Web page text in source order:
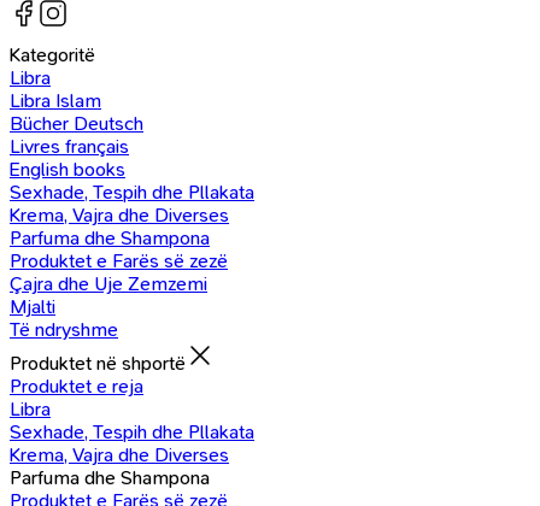
Kategoritë
Libra
Libra Islam
Bücher Deutsch
Livres français
English books
Sexhade, Tespih dhe Pllakata
Krema, Vajra dhe Diverses
Parfuma dhe Shampona
Produktet e Farës së zezë
Çajra dhe Uje Zemzemi
Mjalti
Të ndryshme
Produktet në shportë
Produktet e reja
Libra
Sexhade, Tespih dhe Pllakata
Krema, Vajra dhe Diverses
Parfuma dhe Shampona
Produktet e Farës së zezë